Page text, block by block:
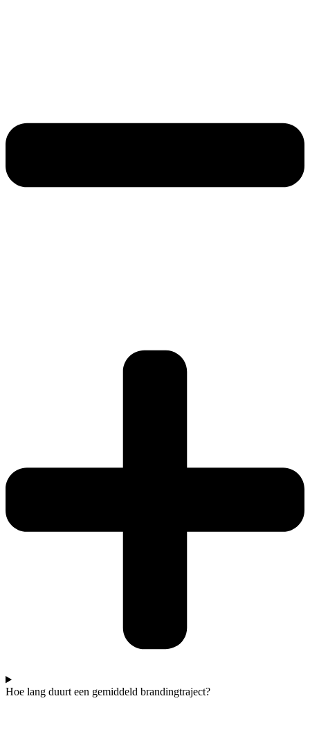
Hoe lang duurt een gemiddeld brandingtraject?